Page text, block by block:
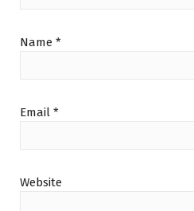
Name *
Email *
Website